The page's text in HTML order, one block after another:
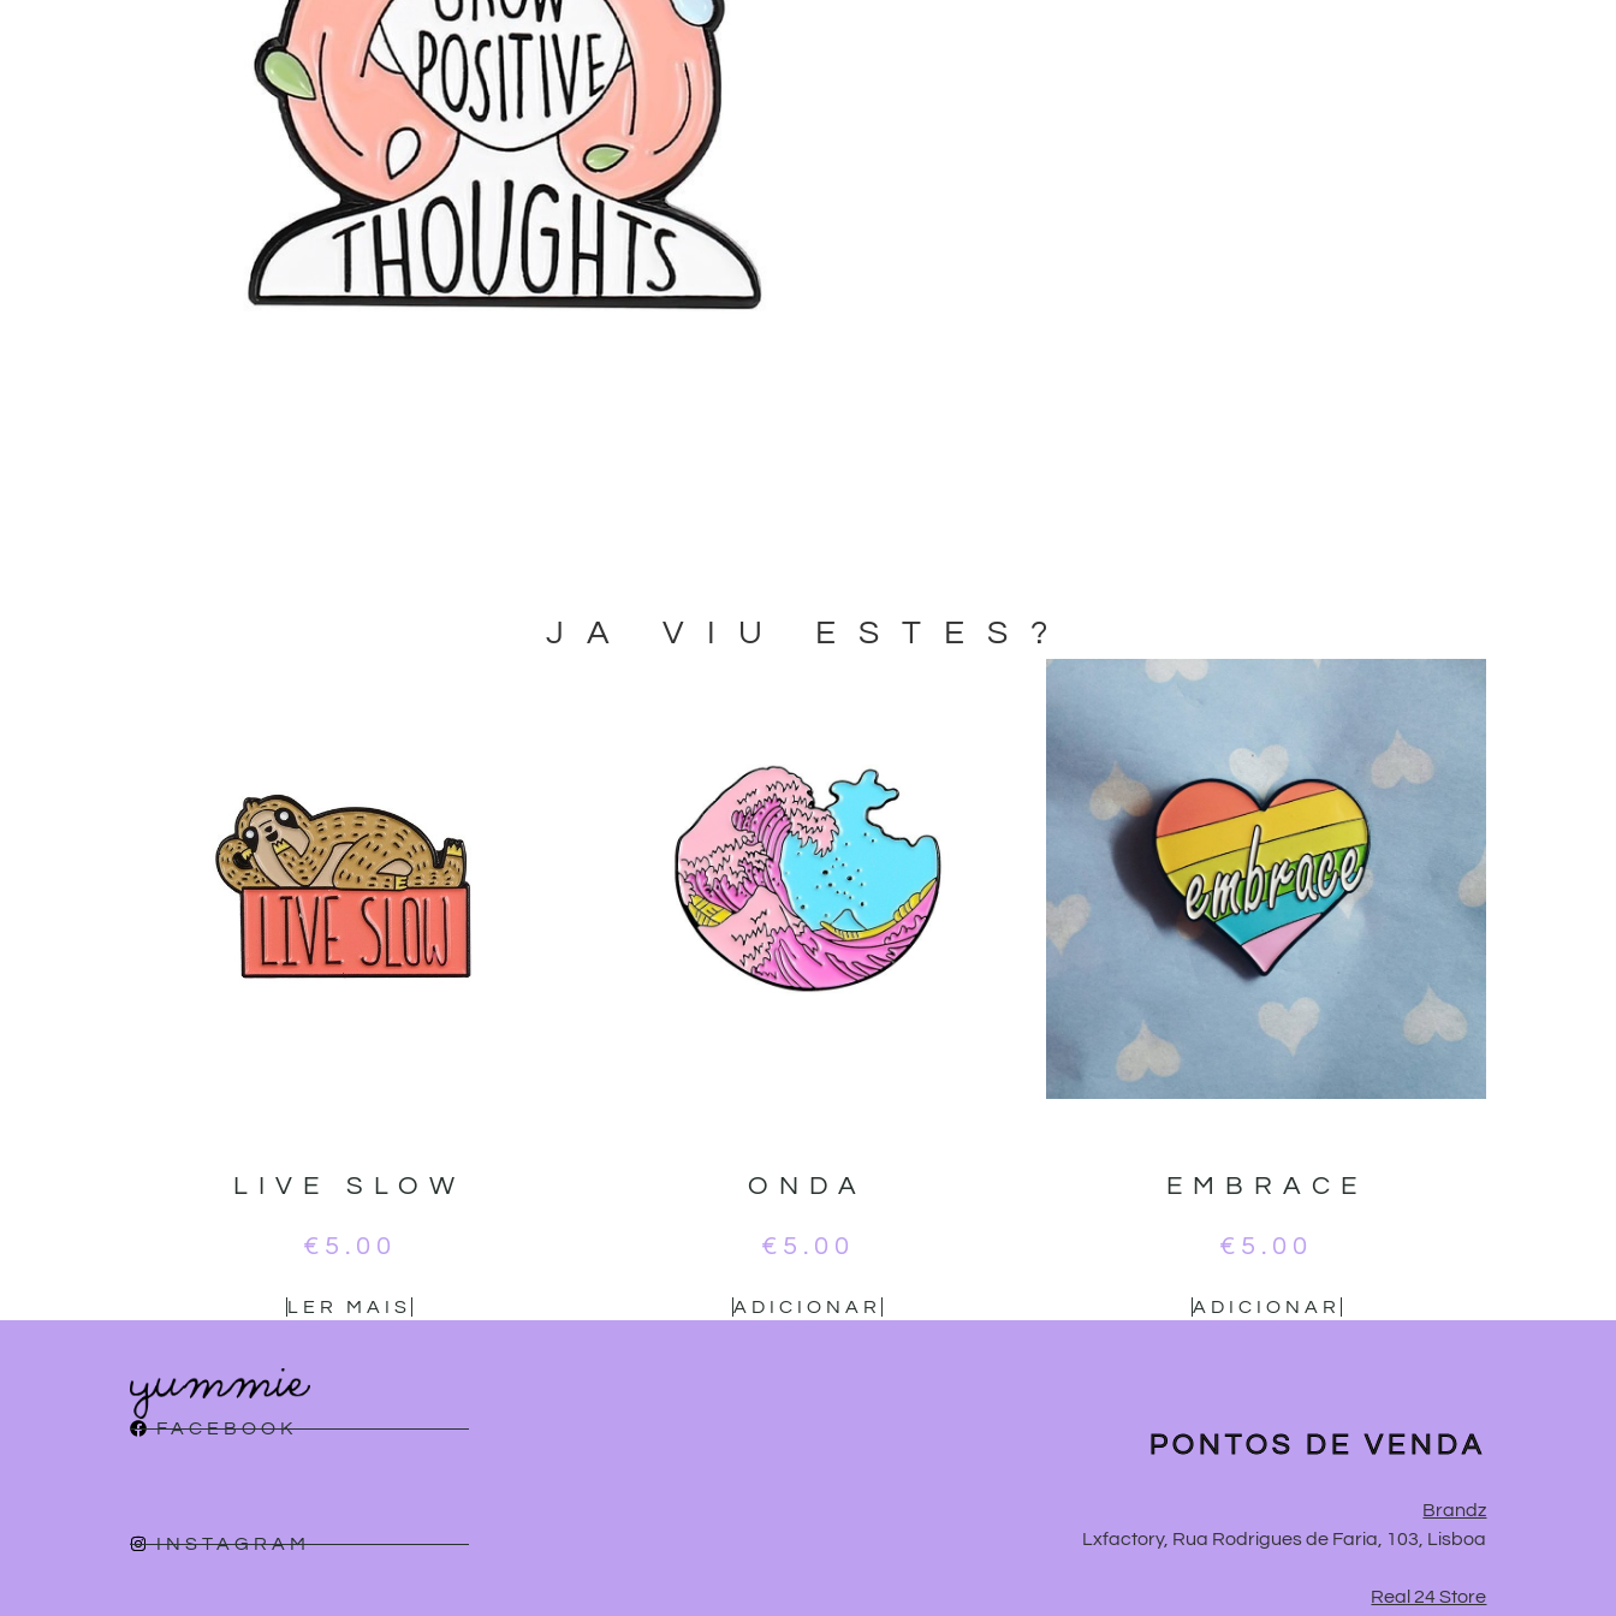
JA VIU ESTES?
LIVE SLOW
€ 5.00
LER MAIS
ONDA
€ 5.00
ADICIONAR
EMBRACE
€ 5.00
ADICIONAR
FACEBOOK
INSTAGRAM
PONTOS DE VENDA
Brandz
Lxfactory, Rua Rodrigues de Faria, 103, Lisboa
Real 24 Store